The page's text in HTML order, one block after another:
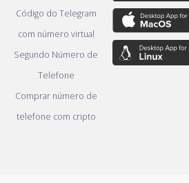
Código do Telegram
com número virtual
Segundo Número de
Telefone
Comprar número de
telefone com cripto